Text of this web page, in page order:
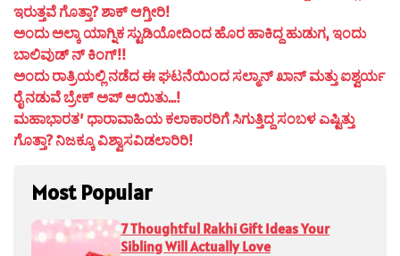
ಇರುತ್ತವೆ ಗೊತ್ತಾ? ಶಾಕ್ ಆಗ್ತೀರಿ!
ಅಂದು ಅಲ್ಕಾ ಯಾಗ್ನಿಕ ಸ್ಟುಡಿಯೋದಿಂದ ಹೊರ ಹಾಕಿದ್ದ ಹುಡುಗ, ಇಂದು
ಬಾಲಿವುಡ್ ನ್ ಕಿಂಗ್!!
ಅಂದು ರಾತ್ರಿಯಲ್ಲಿ ನಡೆದ ಈ ಘಟನೆಯಿಂದ ಸಲ್ಮಾನ್ ಖಾನ್ ಮತ್ತು ಐಶ್ವರ್ಯ
ರೈ ನಡುವೆ ಬ್ರೇಕ್ ಅಪ್ ಆಯಿತು…!
ಮಹಾಭಾರತ’ ಧಾರಾವಾಹಿಯ ಕಲಾಕಾರರಿಗೆ ಸಿಗುತ್ತಿದ್ದ ಸಂಬಳ ಎಷ್ಟಿತ್ತು
ಗೊತ್ತಾ? ನಿಜಕ್ಕೂ ವಿಶ್ವಾಸವಿಡಲಾರಿರಿ!
Most Popular
7 Thoughtful Rakhi Gift Ideas Your
Sibling Will Actually Love